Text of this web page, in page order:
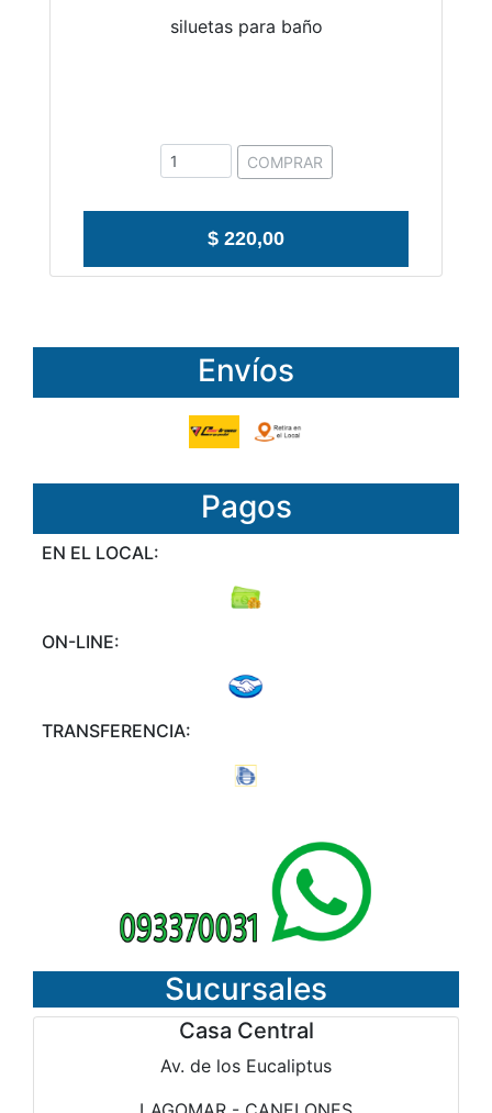
Envíos
Pagos
EN EL LOCAL:
ON-LINE:
TRANSFERENCIA:
siluetas para baño
COMPRAR
$ 220,00
Sucursales
Casa Central
Av. de los Eucaliptus